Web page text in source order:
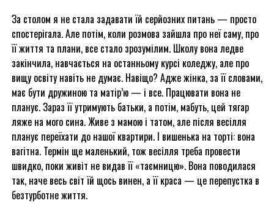
За столом я не стала задавати їй серйозних питань — просто
спостерігала. Але потім, коли розмова зайшла про неї саму, про
її життя та плани, все стало зрозумілим. Школу вона ледве
закінчила, навчається на останньому курсі коледжу, але про
вищу освіту навіть не думає. Навіщо? Адже жінка, за її словами,
має бути дружиною та матір’ю — і все. Працювати вона не
планує. Зараз її утримують батьки, а потім, мабуть, цей тягар
ляже на мого сина. Живе з мамою і татом, але після весілля
планує переїхати до нашої квартири. І вишенька на торті: вона
вагітна. Термін ще маленький, тож весілля треба провести
швидко, поки живіт не видав її «таємницю». Вона поводилася
так, наче весь світ їй щось винен, а її краса — це перепустка в
безтурботне життя.